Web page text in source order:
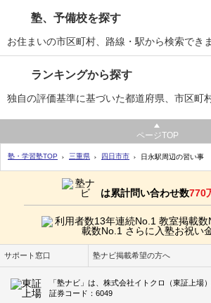
塾、予備校を探す
お住まいの市区町村、路線・駅から検索できま
ランキングから探す
独自の評価基準に基づいた都道府県、市区町
ページTOP
塾・学習塾TOP 三重県 四日市市 日永駅周辺の習い事
は累計問い合わせ数770
サポート窓口 塾ナビ掲載希望の方へ
「塾ナビ」は、株式会社イトクロ（東証上場
証券コード：6049